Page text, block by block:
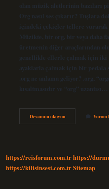
olan müzik aletlerinin bazıları
Org nasıl ses çıkarır? Tuşlara
içindeki çekiçler tellere vurarak
Müzikte, bir org, bir veya daha
üretmenin diğer araçlarından
genellikle ellerle çalmak için iki
ayaklarla çalmak için bir
.org ne anlama geliyor? .org,
kısaltmasıdır ve “org” uzantısı…
Devamını okuyunOrg
Nasıl
Yorum
https://reisforum.com.trhttps://
https://kilisinsesi.com.trSitemap